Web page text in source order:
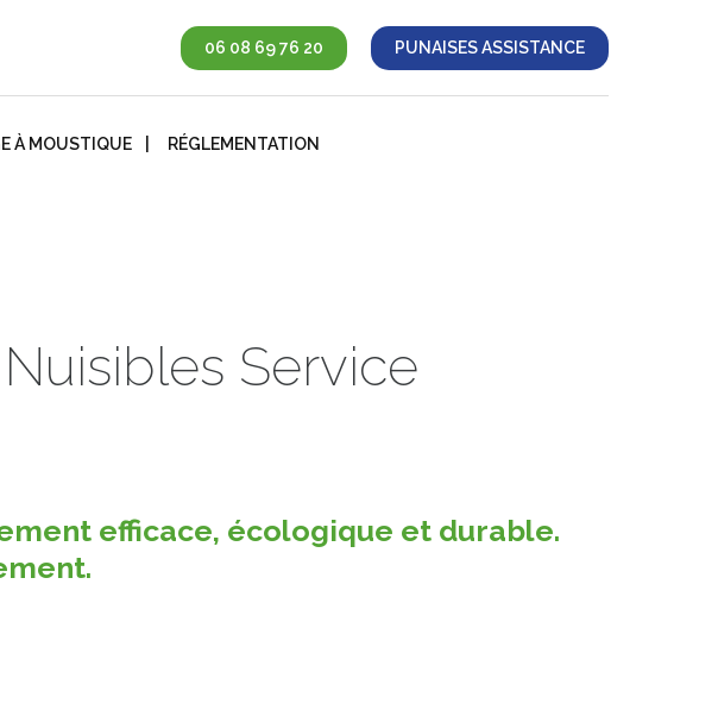
06 08 69 76 20 PUNAISES ASSISTANCE
À MOUSTIQUE RÉGLEMENTATION
Service
efficace, écologique et durable.